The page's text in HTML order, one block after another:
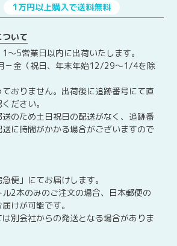
1万円以上購入で送料無料
いて
～5営業日以内に出荷いたします。
－金（祝日、年末年始12/29～1/4を除
おりません。出荷後に追跡番号にて直
ださい。
のため土日祝日の配送がなく、追跡番
に時間がかかる場合がございますので
便」にてお届けします。
2本のみのご注文の場合、日本郵便の
届けが可能です。
別会社からの発送となる場合がありま